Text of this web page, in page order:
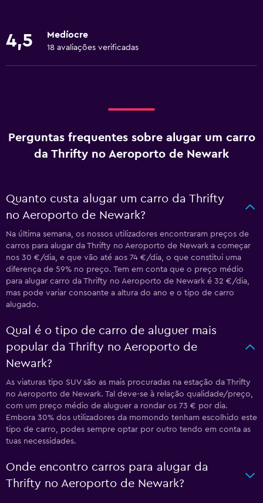
4,5 Medíocre
18 avaliações verificadas
Perguntas frequentes sobre alugar um carro
da Thrifty no Aeroporto de Newark
Quanto custa alugar um carro da Thrifty
no Aeroporto de Newark?
Na última semana, os nossos utilizadores encontraram preços de
carros para alugar da Thrifty no Aeroporto de Newark a começar
nos 30 €/dia, e que vão até aos 74 €/dia, o que constitui uma
diferença de 59% no preço. Tem em conta que o preço médio
para alugar carro da Thrifty no Aeroporto de Newark é 32 €/dia,
mas pode variar consoante a altura do ano e o tipo de carro
alugado.
Qual é o tipo de carro de aluguer mais
popular da Thrifty no Aeroporto de
Newark?
As viaturas tipo SUV são as mais procuradas na estação da Thrifty
no Aeroporto de Newark. Tal deve-se à relação qualidade/preço,
com um preço médio de aluguer a rondar os 73 € por dia.
Embora 30% dos utilizadores da momondo tenham escolhido este
tipo de carro, podes sempre optar por outro tendo em conta as
tuas necessidades.
Onde encontro carros para alugar da
Thrifty no Aeroporto de Newark?